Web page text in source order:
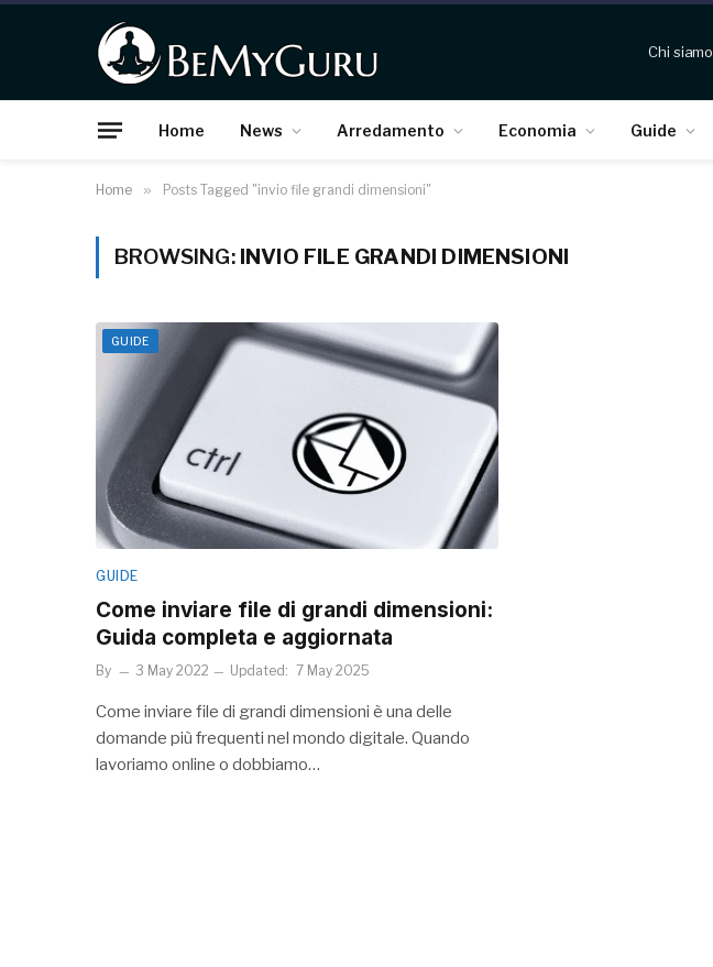
Chi siamo
Home News Arredamento Economia Guide
Home » Posts Tagged "invio file grandi dimensioni"
BROWSING: INVIO FILE GRANDI DIMENSIONI
GUIDE
GUIDE
Come inviare file di grandi dimensioni:
Guida completa e aggiornata
By 3 May 2022 Updated: 7 May 2025
Come inviare file di grandi dimensioni è una delle
domande più frequenti nel mondo digitale. Quando
lavoriamo online o dobbiamo…